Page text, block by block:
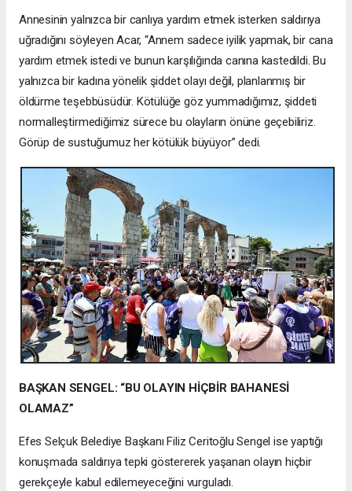
Annesinin yalnızca bir canlıya yardım etmek isterken saldırıya
uğradığını söyleyen Acar, “Annem sadece iyilik yapmak, bir cana
yardım etmek istedi ve bunun karşılığında canına kastedildi. Bu
yalnızca bir kadına yönelik şiddet olayı değil, planlanmış bir
öldürme teşebbüsüdür. Kötülüğe göz yummadığımız, şiddeti
normalleştirmediğimiz sürece bu olayların önüne geçebiliriz.
Görüp de sustuğumuz her kötülük büyüyor” dedi.
BAŞKAN SENGEL: “BU OLAYIN HİÇBİR BAHANESİ
OLAMAZ”
Efes Selçuk Belediye Başkanı Filiz Ceritoğlu Sengel ise yaptığı
konuşmada saldırıya tepki göstererek yaşanan olayın hiçbir
gerekçeyle kabul edilemeyeceğini vurguladı.